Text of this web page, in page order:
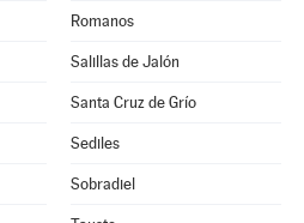
Romanos
Salillas de Jalón
Santa Cruz de Grío
Sediles
Sobradiel